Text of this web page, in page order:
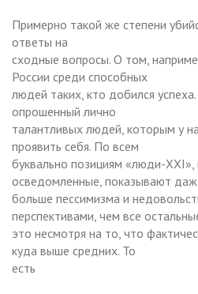
Примерно такой же степени
ответы на
сходные вопросы. О том,
России среди способных
людей таких, кто добился
опрошенный лично
талантливых людей, которым у
проявить себя. По всем
буквально позициям «люди-XXI»,
осведомленные, показывают
больше пессимизма и
перспективами, чем все
это несмотря на то, что
куда выше средних. То
есть